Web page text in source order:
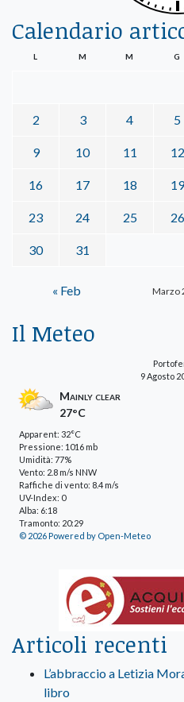
Calendario
Marzo
L M M G
2 3 4 5
9 10 11 12
16 17 18 19
23 24 25 26
30 31
« Feb
Il Meteo
9 Agosto
Mainly clear
27°C
Apparent: 32°C
Pressione: 1016 mb
Umidità: 77%
Vento: 2.8 m/s NNW
Raffiche di vento: 8.4 m/s
UV-Index: 0
Alba: 6:18
Tramonto: 20:29
© 2026 Powered by Open-Meteo
Articoli recenti
L’abbraccio a Letizia
libro